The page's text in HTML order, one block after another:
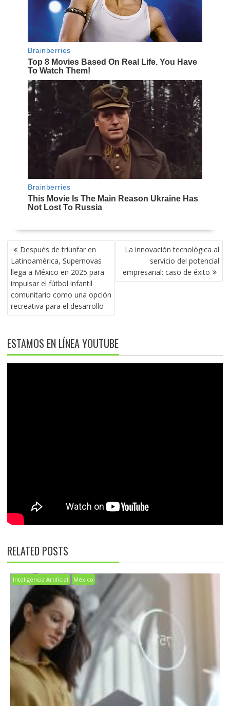
NAVEGACIÓN
DE
ENTRADAS
Después de triunfar en
Latinoamérica, Supernovas
llega a México en 2025 para
impulsar el fútbol infantil
comunitario como una opción
recreativa para el desarrollo
La innovación tecnológica al
servicio del potencial
empresarial: caso de éxito
ESTAMOS EN LÍNEA YOUTUBE
RELATED POSTS
Inteligencia Artificial México